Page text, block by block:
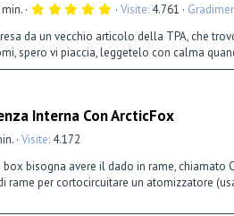
5
0
0
s
t
a
(
Visite 4.761
da un vecchio articolo della TPA, che
spero vi piaccia, leggetelo con calma
Interna Con ArcticFox
Visite 4.172
bisogna avere il dado in rame,
rame per cortocircuitare un atomizzatore